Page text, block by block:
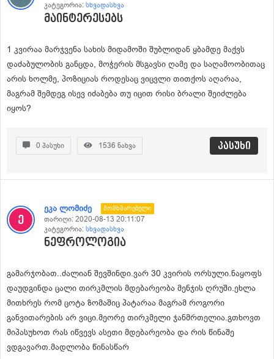
კატეგორია: სხვადასხვა
მაინტერესებს
1 კვირაა მარჯვენა სახის მიდამოში შუბლიდან ყბამდე მაქვს
დაძაბულობის განცდა, მოჭერის მსგავსი ღამე და საღამოობითაც
არის ხოლმე, პოზიციას როდესაც ვიცვლი თითქოს აღარაა,
მაგრამ შემდეგ ისევ იძაბება თუ იცით რისი ბრალი შეიძლება
იყოს?
0 პასუხი 1536 ნახვა პასუხი
ეკა ლომიძე Მომხმარებელი
თარიღი: 2020-08-13 20:11:07
კატეგორია: სხვადასხვა
ნეფროლოგია
გამარჯობათ..ძალიან შევშინდი.ვარ 30 კვირის ორსული.ნაყოფს
დაუდგინდა ცალი თირკმლის მდებარეობა მენჯის ღრუში.ეხლა
მითხრეს რომ ცოტა ზომაშიც პატარაა მაგრამ როგორი
განვითარების არ ვიცი.მეორე თირკმელი ჯანმრთელია.გთხოვთ
მიპასუხოთ რას იწვევს ასეთი მდებარეობა და რის წინაშე
ვდგავართ.მადლობა წინასწარ